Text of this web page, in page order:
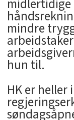
midlertidige
mindre
hun til.
HK er